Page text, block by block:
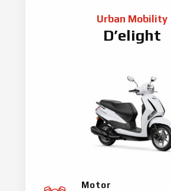
Urban Mobility
D’elight
Motor